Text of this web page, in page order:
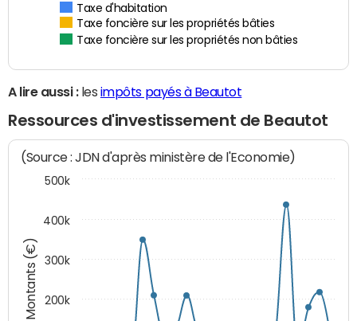
Taxe d'habitation
Taxe foncière sur les propriétés bâties
Taxe foncière sur les propriétés non bâties
A lire aussi :les impôts payés à Beautot
Ressources d'investissement de Beautot
Montants (€)
(Source : JDN d'après ministère de l'Economie)
200k
300k
400k
500k